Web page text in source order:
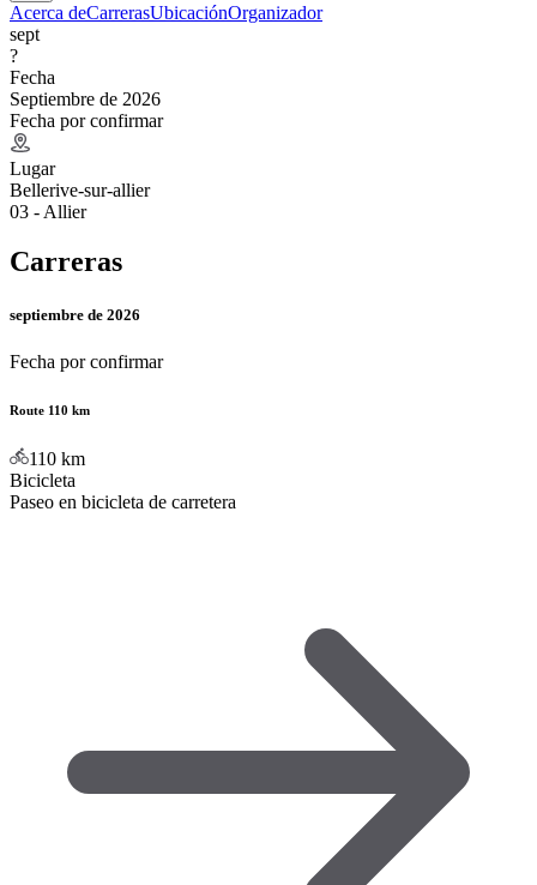
Acerca deCarrerasUbicaciónOrganizador
sept
?
Fecha
Septiembre de 2026
Fecha por confirmar
Lugar
Bellerive-sur-allier
03 - Allier
Carreras
septiembre de 2026
Fecha por confirmar
Route 110 km
110 km
Bicicleta
Paseo en bicicleta de carretera